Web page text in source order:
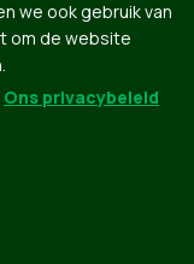
we ook gebruik van
om de website
Ons privacybeleid